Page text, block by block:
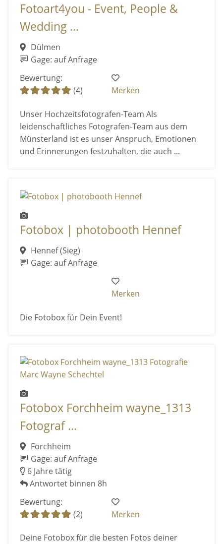
Fotoart4you - Event, People &
Wedding ...
Dülmen
Gage: auf Anfrage
Bewertung:
(4)
Merken
Unser Hochzeitsfotografen-Team Als
leidenschaftliches Fotografen-Team aus dem
Münsterland ist es unser Anspruch, Emotionen
und Erinnerungen festzuhalten, die auch ...
Fotobox | photobooth Hennef
Hennef (Sieg)
Gage: auf Anfrage
Merken
Die Fotobox für Dein Event!
Fotobox Forchheim wayne_1313
Fotograf ...
Forchheim
Gage: auf Anfrage
6 Jahre tätig
Antwortet binnen 8h
Bewertung:
(2)
Merken
Deine Fotobox für die besten Fotos deiner